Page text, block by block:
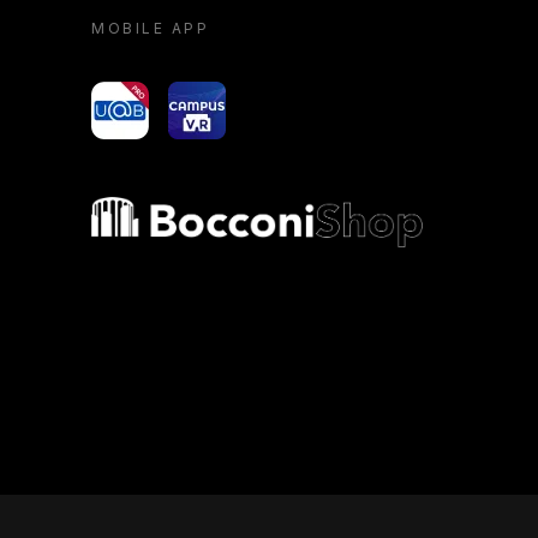
MOBILE APP
yoU@B Campus VR
Bocconi shop